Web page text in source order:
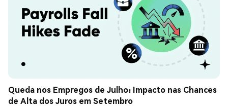
Queda nos Empregos de Julho: Impacto nas Chances
de Alta dos Juros em Setembro